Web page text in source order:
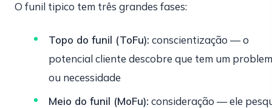
O funil tipico tem três grandes fases:
Topo do funil (ToFu): conscientização — o
potencial cliente descobre que tem um
ou necessidade
Meio do funil (MoFu): consideração — ele